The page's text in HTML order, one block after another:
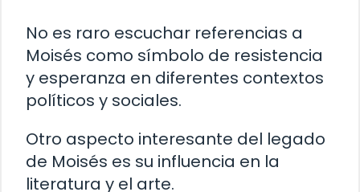
No es raro escuchar referencias a
Moisés como símbolo de resistencia
y esperanza en diferentes contextos
políticos y sociales.
Otro aspecto interesante del legado
de Moisés es su influencia en la
literatura y el arte.